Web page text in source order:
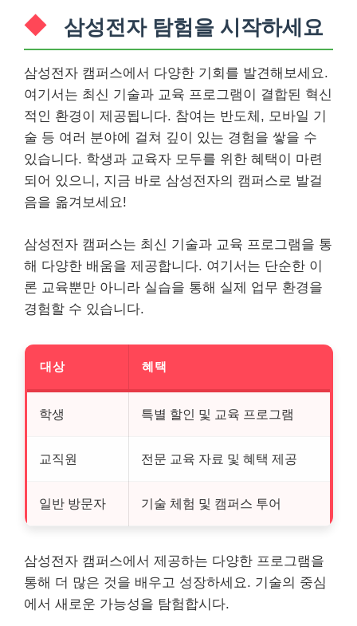
삼성전자 탐험을 시작하세요
삼성전자 캠퍼스에서 다양한 기회를 발견해보세요.
여기서는 최신 기술과 교육 프로그램이 결합된 혁신
적인 환경이 제공됩니다. 참여는 반도체, 모바일 기
술 등 여러 분야에 걸쳐 깊이 있는 경험을 쌓을 수
있습니다. 학생과 교육자 모두를 위한 혜택이 마련
되어 있으니, 지금 바로 삼성전자의 캠퍼스로 발걸
음을 옮겨보세요!
삼성전자 캠퍼스는 최신 기술과 교육 프로그램을 통
해 다양한 배움을 제공합니다. 여기서는 단순한 이
론 교육뿐만 아니라 실습을 통해 실제 업무 환경을
경험할 수 있습니다.
대상 혜택
학생 특별 할인 및 교육 프로그램
교직원 전문 교육 자료 및 혜택 제공
일반 방문자 기술 체험 및 캠퍼스 투어
삼성전자 캠퍼스에서 제공하는 다양한 프로그램을
통해 더 많은 것을 배우고 성장하세요. 기술의 중심
에서 새로운 가능성을 탐험합시다.